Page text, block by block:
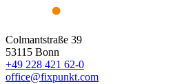
Colmantstraße 39
53115 Bonn
+49 228 421 62-0
office@fixpunkt.com